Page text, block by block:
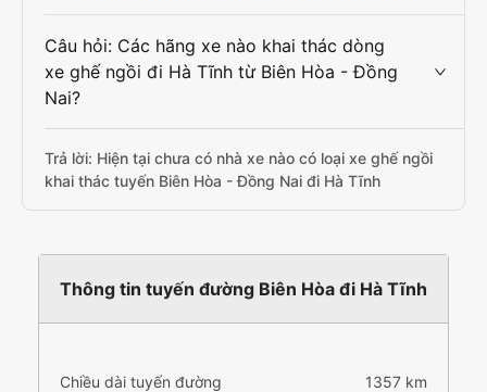
Câu hỏi: Các hãng xe nào khai thác dòng
xe ghế ngồi đi Hà Tĩnh từ Biên Hòa - Đồng
Nai?
Trả lời: Hiện tại chưa có nhà xe nào có loại xe ghế ngồi
khai thác tuyến Biên Hòa - Đồng Nai đi Hà Tĩnh
Thông tin tuyến đường Biên Hòa đi Hà Tĩnh
Chiều dài tuyến đường 1357 km